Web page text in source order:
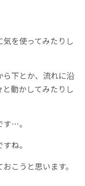
を使ってみたりし
下とか、流れに沿
動かしてみたりし
す…。
ね。
こうと思います。